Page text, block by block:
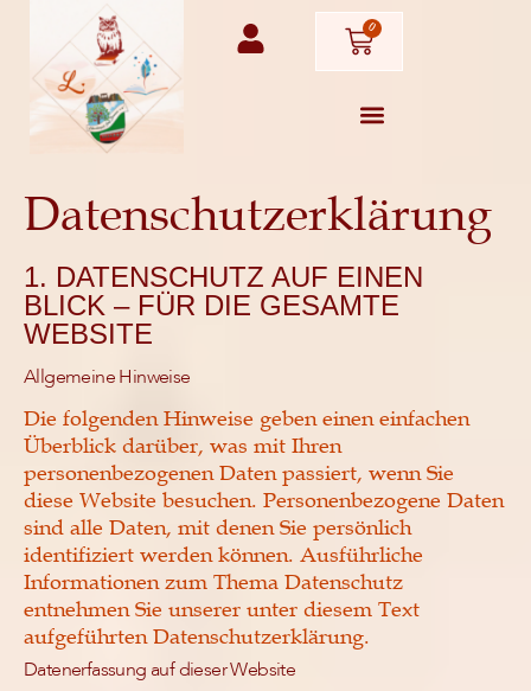
0
Datenschutz­erklärung
1. DATENSCHUTZ AUF EINEN
BLICK – FÜR DIE GESAMTE
WEBSITE
Allgemeine Hinweise
Die folgenden Hinweise geben einen einfachen
Überblick darüber, was mit Ihren
personenbezogenen Daten passiert, wenn Sie
diese Website besuchen. Personenbezogene Daten
sind alle Daten, mit denen Sie persönlich
identifiziert werden können. Ausführliche
Informationen zum Thema Datenschutz
entnehmen Sie unserer unter diesem Text
aufgeführten Datenschutzerklärung.
Datenerfassung auf dieser Website